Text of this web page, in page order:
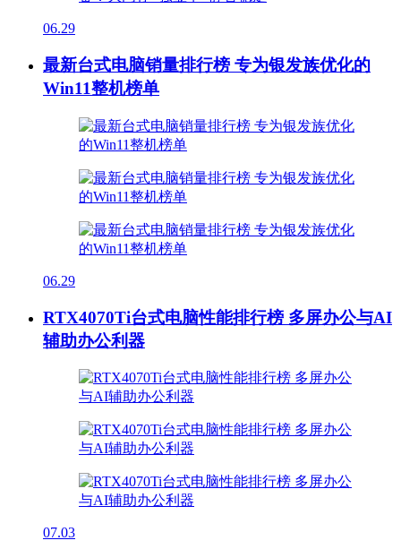
06.29
最新台式电脑销量排行榜 专为银发族优化的
Win11整机榜单
06.29
RTX4070Ti台式电脑性能排行榜 多屏办公与AI
辅助办公利器
07.03